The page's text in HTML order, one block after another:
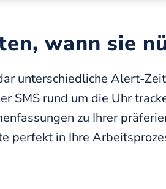
wann sie
unterschiedliche Alert-
SMS rund um die Uhr
zu Ihrer
perfekt in Ihre